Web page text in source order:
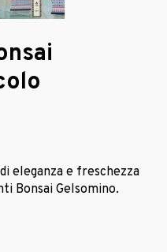
eleganza e freschezza
Bonsai Gelsomino.